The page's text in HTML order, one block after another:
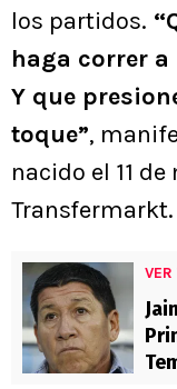
los partidos.
haga correr
Y que
toque”,
nacido el 11
Transfermarkt.